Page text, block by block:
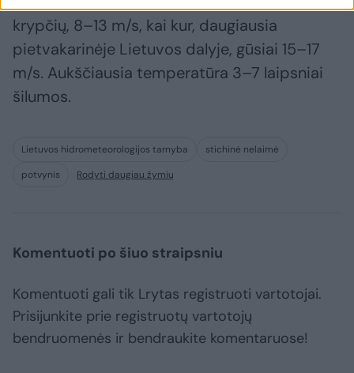
krypčių, 8–13 m/s, kai kur, daugiausia
pietvakarinėje Lietuvos dalyje, gūsiai 15–17
m/s. Aukščiausia temperatūra 3–7 laipsniai
šilumos.
Lietuvos hidrometeorologijos tarnyba
stichinė nelaimė
potvynis
Rodyti daugiau žymių
Komentuoti po šiuo straipsniu
Komentuoti gali tik Lrytas registruoti vartotojai.
Prisijunkite prie registruotų vartotojų
bendruomenės ir bendraukite komentaruose!